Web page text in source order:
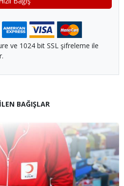
ve 1024 bit SSL şifreleme ile
BAĞIŞLAR